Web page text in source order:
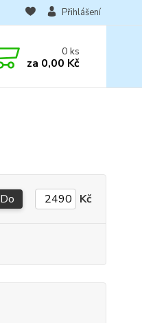
Přihlášení
0ks
za 0,00 Kč
Do Kč